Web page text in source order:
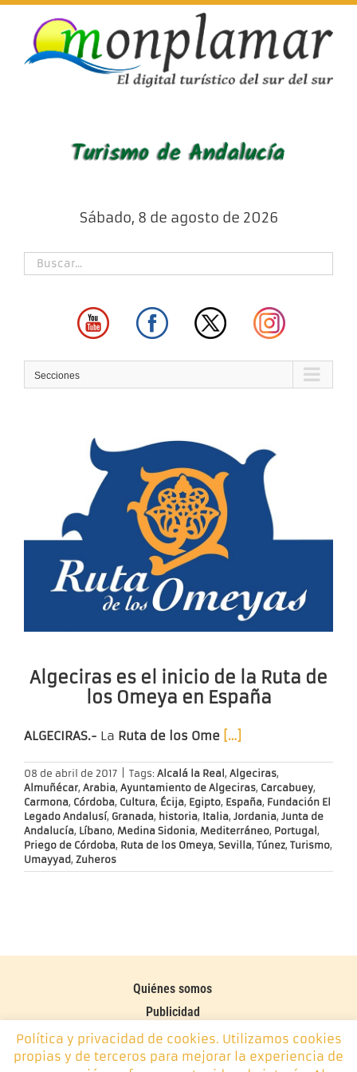
Skip
content
Sábado, 8 de agosto de 2026
Secciones
Algeciras es el inicio de la Ruta de
los Omeya en España
ALGECIRAS.- La Ruta de los Ome […]
08 de abril de 2017 Tags: Alcalá la Real , Algeciras,
Almuñécar, Arabia, Ayuntamiento de Algeciras, Carcabuey,
Carmona, Córdoba, Cultura, Écija, Egipto, España, Fundación El
Legado Andalusí, Granada, historia, Italia, Jordania, Junta de
Andalucía, Líbano, Medina Sidonia, Mediterráneo, Portugal ,
Priego de Córdoba, Ruta de los Omeya, Sevilla, Túnez, Turismo,
Umayyad , Zuheros
Quiénes somos
Publicidad
Contacto
Política de cookies
Política y privacidad de cookies. Utilizamos cookies
propias y de terceros para mejorar la experiencia de